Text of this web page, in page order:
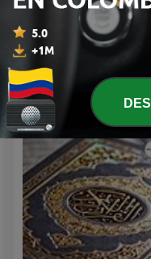
Cuenta cuentos
Más